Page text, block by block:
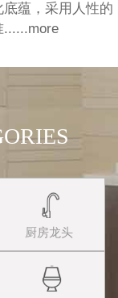
蕴，采用人性的
......more
厨房龙头